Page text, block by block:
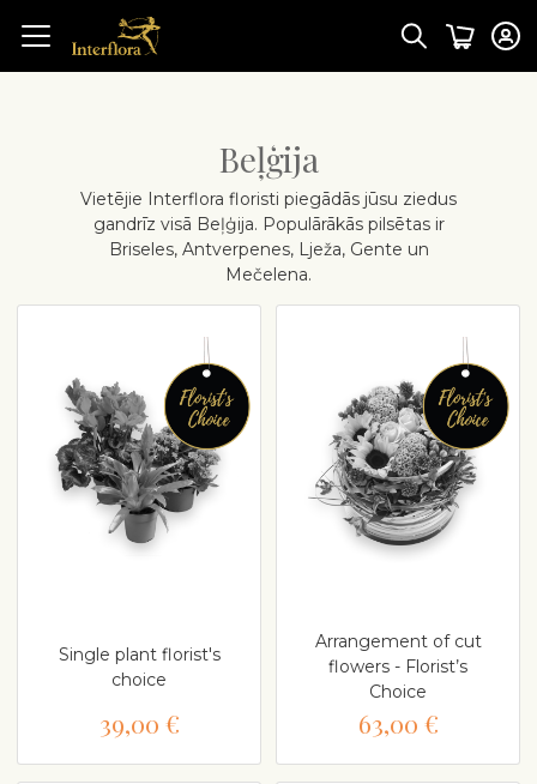
Beļģija
Vietējie Interflora floristi piegādās jūsu ziedus
gandrīz visā Beļģija. Populārākās pilsētas ir
Briseles, Antverpenes, Lježa, Gente un
Mečelena.
Single plant florist's
choice
39,00 €
Arrangement of cut
flowers - Florist’s
Choice
63,00 €